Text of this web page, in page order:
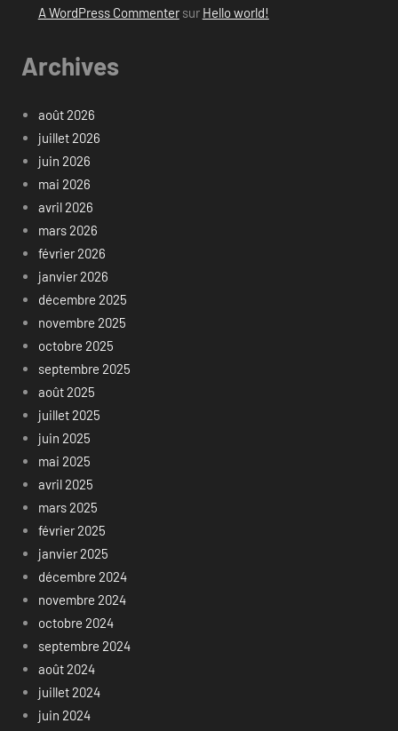
A WordPress Commentersur Hello world!
Archives
août 2026
juillet 2026
juin 2026
mai 2026
avril 2026
mars 2026
février 2026
janvier 2026
décembre 2025
novembre 2025
octobre 2025
septembre 2025
août 2025
juillet 2025
juin 2025
mai 2025
avril 2025
mars 2025
février 2025
janvier 2025
décembre 2024
novembre 2024
octobre 2024
septembre 2024
août 2024
juillet 2024
juin 2024